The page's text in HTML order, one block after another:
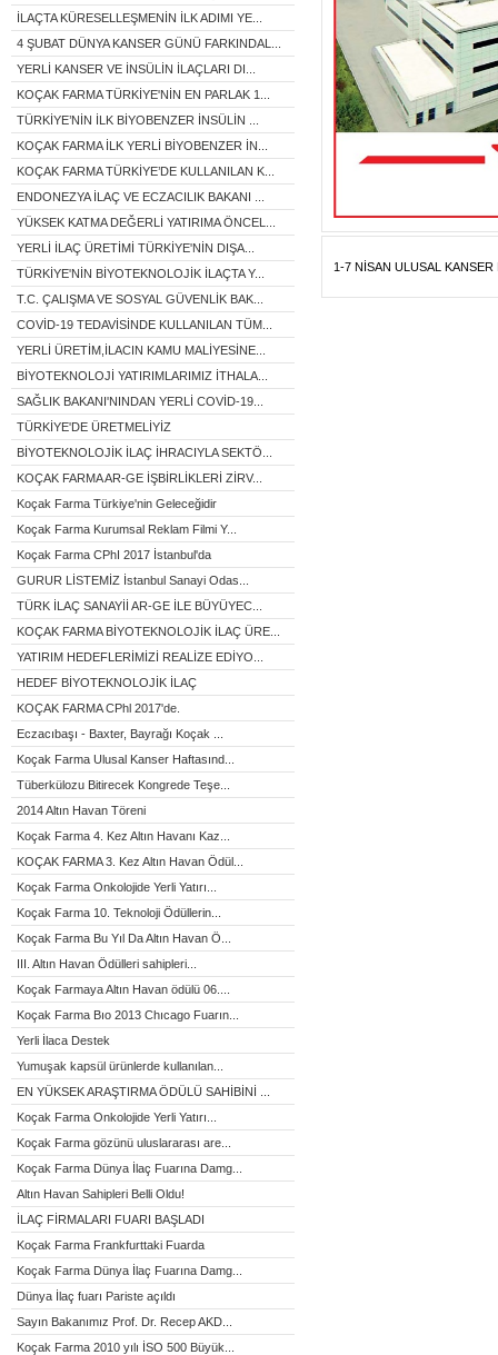
İLAÇTA KÜRESELLEŞMENİN İLK ADIMI YE...
4 ŞUBAT DÜNYA KANSER GÜNÜ FARKINDAL...
YERLİ KANSER VE İNSÜLİN İLAÇLARI DI...
KOÇAK FARMA TÜRKİYE'NİN EN PARLAK 1...
TÜRKİYE’NİN İLK BİYOBENZER İNSÜLİN ...
KOÇAK FARMA İLK YERLİ BİYOBENZER İN...
KOÇAK FARMA TÜRKİYE’DE KULLANILAN K...
ENDONEZYA İLAÇ VE ECZACILIK BAKANI ...
YÜKSEK KATMA DEĞERLİ YATIRIMA ÖNCEL...
YERLİ İLAÇ ÜRETİMİ TÜRKİYE'NİN DIŞA...
TÜRKİYE'NİN BİYOTEKNOLOJİK İLAÇTA Y...
T.C. ÇALIŞMA VE SOSYAL GÜVENLİK BAK...
COVİD-19 TEDAVİSİNDE KULLANILAN TÜM...
YERLİ ÜRETİM,İLACIN KAMU MALİYESİNE...
BİYOTEKNOLOJİ YATIRIMLARIMIZ İTHALA...
SAĞLIK BAKANI'NINDAN YERLİ COVİD-19...
TÜRKİYE'DE ÜRETMELİYİZ
BİYOTEKNOLOJİK İLAÇ İHRACIYLA SEKTÖ...
KOÇAK FARMA AR-GE İŞBİRLİKLERİ ZİRV...
Koçak Farma Türkiye'nin Geleceğidir
Koçak Farma Kurumsal Reklam Filmi Y...
Koçak Farma CPhI 2017 İstanbul'da
GURUR LİSTEMİZ İstanbul Sanayi Odas...
TÜRK İLAÇ SANAYİİ AR-GE İLE BÜYÜYEC...
KOÇAK FARMA BİYOTEKNOLOJİK İLAÇ ÜRE...
YATIRIM HEDEFLERİMİZİ REALİZE EDİYO...
HEDEF BİYOTEKNOLOJİK İLAÇ
KOÇAK FARMA CPhl 2017'de.
Eczacıbaşı - Baxter, Bayrağı Koçak ...
Koçak Farma Ulusal Kanser Haftasınd...
Tüberkülozu Bitirecek Kongrede Teşe...
2014 Altın Havan Töreni
Koçak Farma 4. Kez Altın Havanı Kaz...
KOÇAK FARMA 3. Kez Altın Havan Ödül...
Koçak Farma Onkolojide Yerli Yatırı...
Koçak Farma 10. Teknoloji Ödüllerin...
Koçak Farma Bu Yıl Da Altın Havan Ö...
III. Altın Havan Ödülleri sahipleri...
Koçak Farmaya Altın Havan ödülü 06....
Koçak Farma Bıo 2013 Chıcago Fuarın...
Yerli İlaca Destek
Yumuşak kapsül ürünlerde kullanılan...
EN YÜKSEK ARAŞTIRMA ÖDÜLÜ SAHİBİNİ ...
Koçak Farma Onkolojide Yerli Yatırı...
Koçak Farma gözünü uluslararası are...
Koçak Farma Dünya İlaç Fuarına Damg...
Altın Havan Sahipleri Belli Oldu!
İLAÇ FİRMALARI FUARI BAŞLADI
Koçak Farma Frankfurttaki Fuarda
Koçak Farma Dünya İlaç Fuarına Damg...
Dünya İlaç fuarı Pariste açıldı
Sayın Bakanımız Prof. Dr. Recep AKD...
Koçak Farma 2010 yılı İSO 500 Büyük...
1-7 NİSAN ULUSAL